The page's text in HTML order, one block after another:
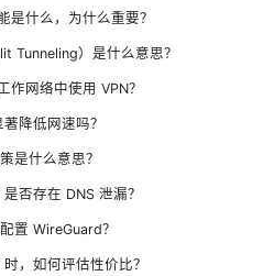
是什么，为什么重要？
Tunneling）是什么意思？
作网络中使用 VPN？
降低网速吗？
是什么意思？
否存在 DNS 泄漏？
置 WireGuard？
，如何评估性价比？